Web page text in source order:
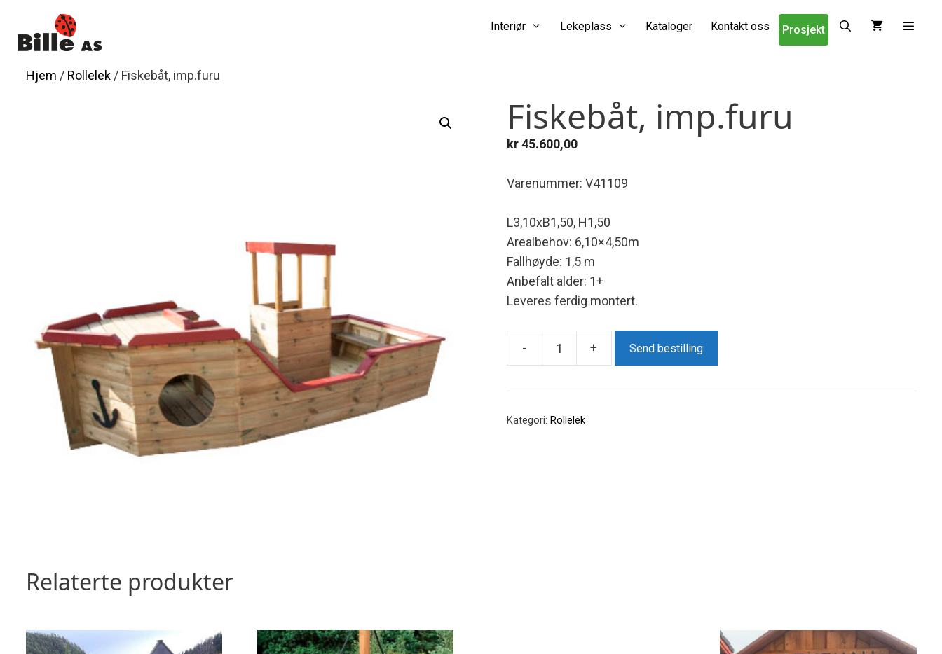
innhold
Interiør Lekeplass Kataloger Kontakt oss Prosjekt
Hjem / Rollelek/ Fiskebåt, imp.furu
Fiskebåt, imp.furu
kr45.600,00
Varenummer: V41109
L3,10xB1,50, H1,50
Arealbehov: 6,10×4,50m
Fallhøyde: 1,5 m
Anbefalt alder: 1+
Leveres ferdig montert.
-
antall
+ Send bestilling
Kategori: Rollelek
Relaterte produkter